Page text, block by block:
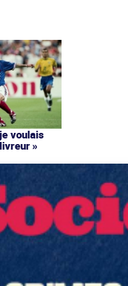
voulais
»